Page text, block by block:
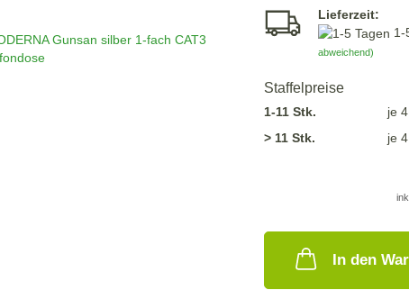
Lieferzeit:
1-
abweichend)
Staffelpreise
1-11 Stk.
je
> 11 Stk.
je
In den